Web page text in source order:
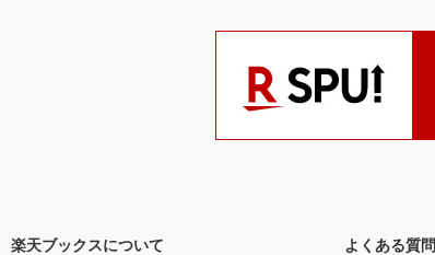
楽天ブックスについて よくある質問